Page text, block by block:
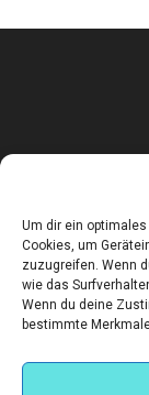
Um dir ein
Cookies, um
zuzugreifen. Wenn
wie das
Wenn du deine
bestimmte
Corneliusstr. 19,
Telefon: +49
Öffnungszeiten:
UHR
Impressum